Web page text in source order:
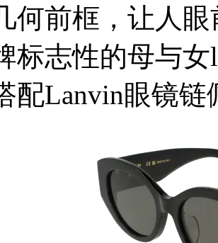
何前框，让人
标志性的母与
配Lanvin眼镜链